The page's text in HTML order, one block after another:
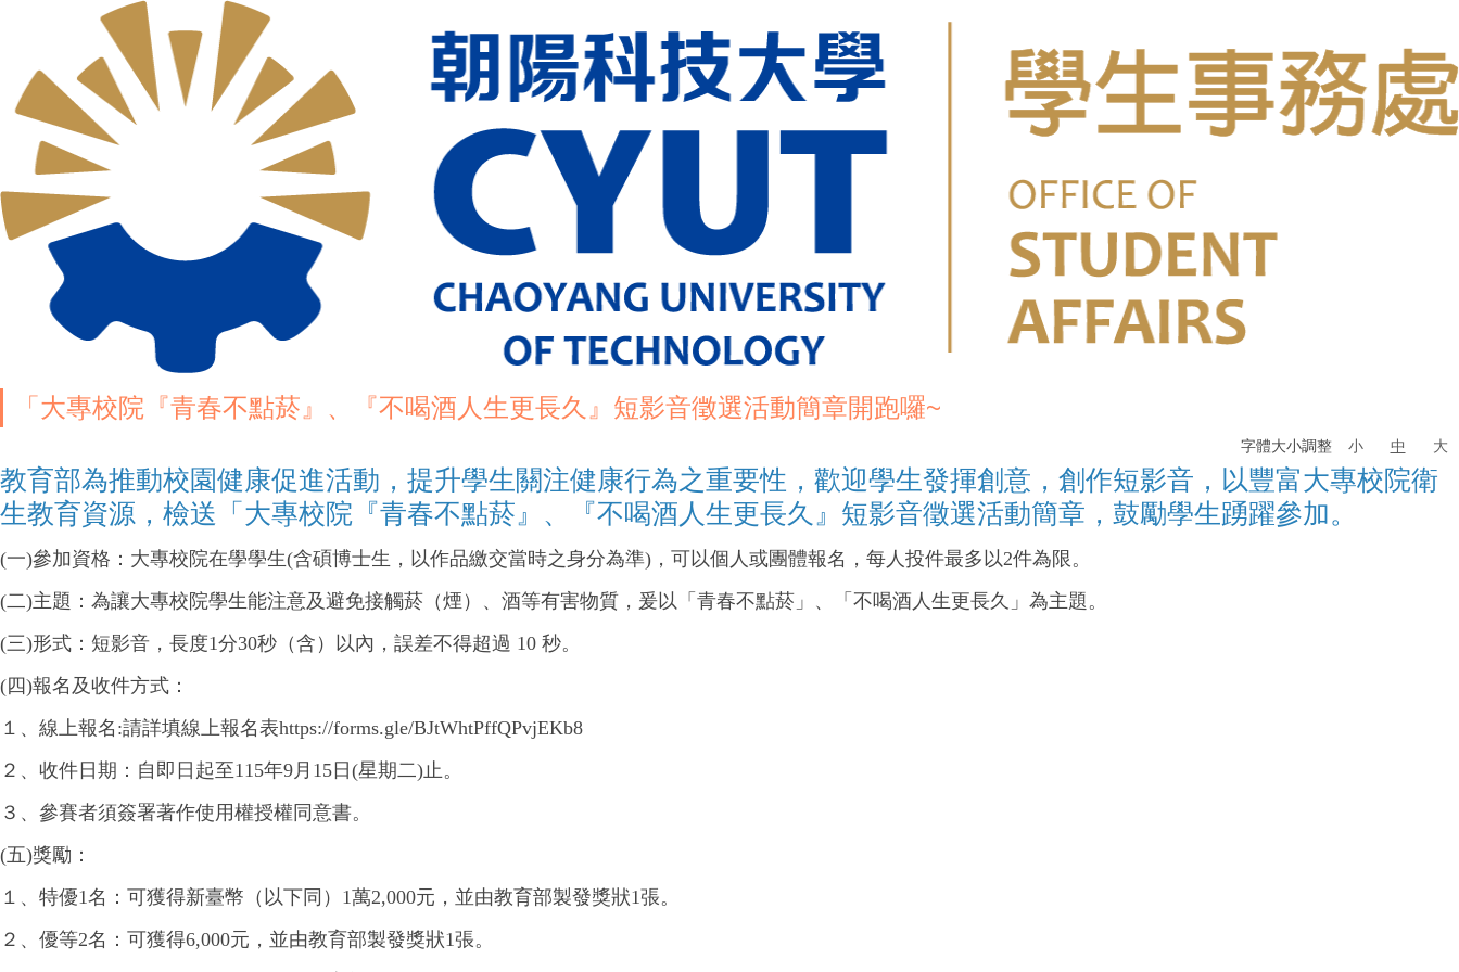
「大專校院『青春不點菸』、『不喝酒人生更長久』短影音徵選活動簡章開跑囉~
字體大小調整 小 中 大
教育部為推動校園健康促進活動，提升學生關注健康行為之重要性，歡迎學生發揮創意，創作短影音，以豐富大專校院衛
生教育資源，檢送「大專校院『青春不點菸』、『不喝酒人生更長久』短影音徵選活動簡章，鼓勵學生踴躍參加。
(一)參加資格：大專校院在學學生(含碩博士生，以作品繳交當時之身分為準)，可以個人或團體報名，每人投件最多以2件為限。
(二)主題：為讓大專校院學生能注意及避免接觸菸（煙）、酒等有害物質，爰以「青春不點菸」、「不喝酒人生更長久」為主題。
(三)形式：短影音，長度1分30秒（含）以內，誤差不得超過 10 秒。
(四)報名及收件方式：
１、線上報名:請詳填線上報名表https://forms.gle/BJtWhtPffQPvjEKb8
２、收件日期：自即日起至115年9月15日(星期二)止。
３、參賽者須簽署著作使用權授權同意書。
(五)獎勵：
１、特優1名：可獲得新臺幣（以下同）1萬2,000元，並由教育部製發獎狀1張。
２、優等2名：可獲得6,000元，並由教育部製發獎狀1張。